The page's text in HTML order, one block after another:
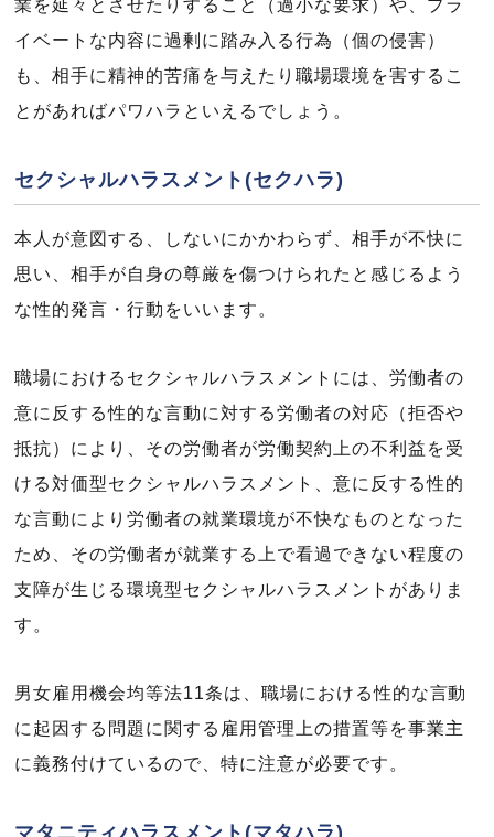
業を延々とさせたりすること（過小な要求）や、プラ
イベートな内容に過剰に踏み入る行為（個の侵害）
も、相手に精神的苦痛を与えたり職場環境を害するこ
とがあればパワハラといえるでしょう。
セクシャルハラスメント(セクハラ)
本人が意図する、しないにかかわらず、相手が不快に
思い、相手が自身の尊厳を傷つけられたと感じるよう
な性的発言・行動をいいます。
職場におけるセクシャルハラスメントには、労働者の
意に反する性的な言動に対する労働者の対応（拒否や
抵抗）により、その労働者が労働契約上の不利益を受
ける対価型セクシャルハラスメント、意に反する性的
な言動により労働者の就業環境が不快なものとなった
ため、その労働者が就業する上で看過できない程度の
支障が生じる環境型セクシャルハラスメントがありま
す。
男女雇用機会均等法11条は、職場における性的な言動
に起因する問題に関する雇用管理上の措置等を事業主
に義務付けているので、特に注意が必要です。
マタニティハラスメント(マタハラ)